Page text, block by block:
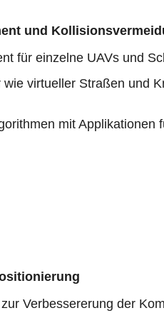
und
für einzelne UAVs und
virtueller Straßen und
mit Applikationen
Verbessererung der